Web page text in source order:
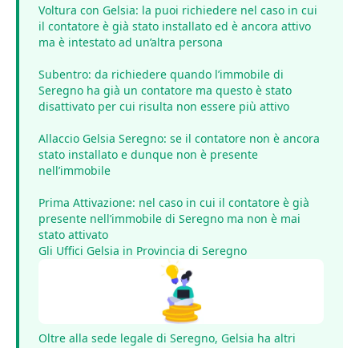
Voltura con Gelsia: la puoi richiedere nel caso in cui
il contatore è già stato installato ed è ancora attivo
ma è intestato ad un’altra persona
Subentro: da richiedere quando l’immobile di
Seregno ha già un contatore ma questo è stato
disattivato per cui risulta non essere più attivo
Allaccio Gelsia Seregno: se il contatore non è ancora
stato installato e dunque non è presente
nell’immobile
Prima Attivazione: nel caso in cui il contatore è già
presente nell’immobile di Seregno ma non è mai
stato attivato
Gli Uffici Gelsia in Provincia di Seregno
Oltre alla sede legale di Seregno, Gelsia ha altri